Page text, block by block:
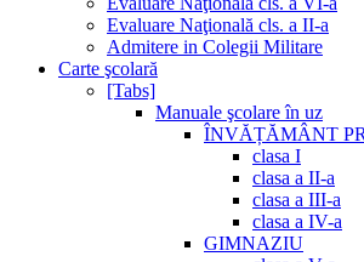
Evaluare Naţională cls. a II-a
Admitere in Colegii Militare
Carte şcolară
[Tabs]
Manuale şcolare în uz
ÎNVĂȚĂMÂNT
clasa I
clasa a II-a
clasa a III-a
clasa a IV-a
GIMNAZIU